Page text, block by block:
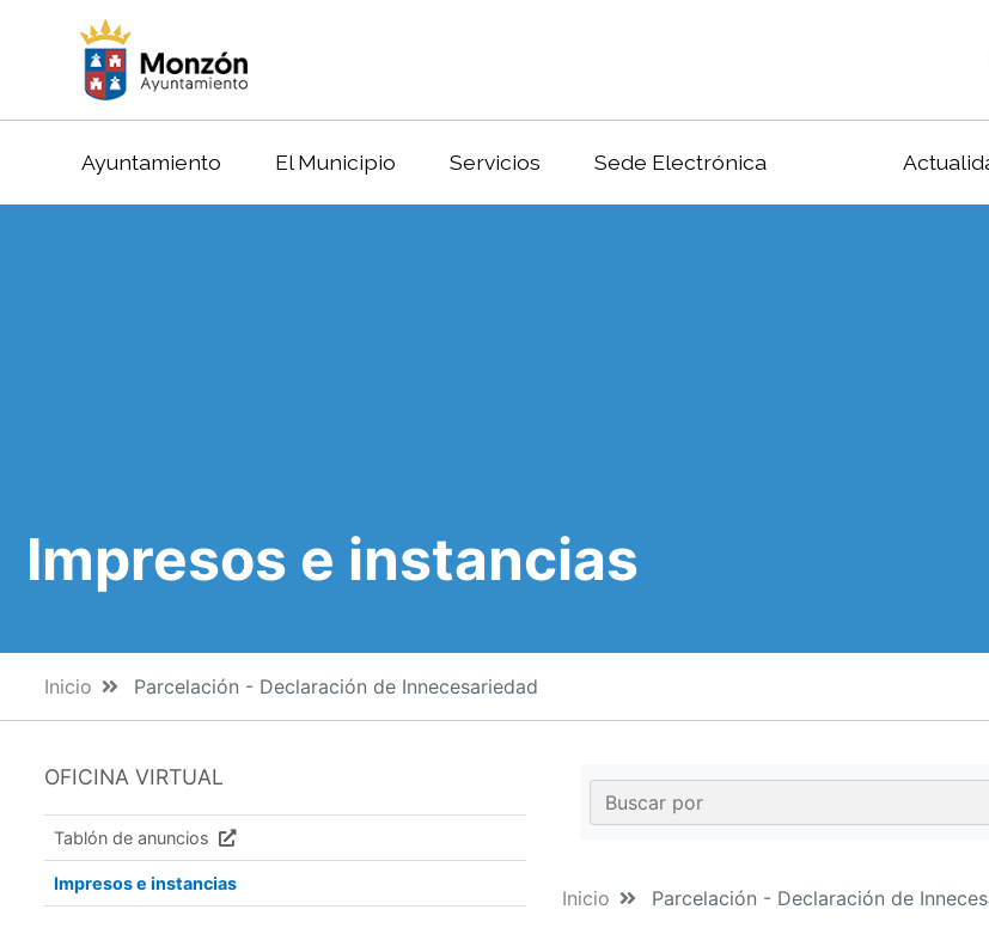
Ayuntamiento El Municipio Servicios Sede Electrónica
Impresos e instancias
Inicio Parcelación - Declaración de Innecesariedad
OFICINA VIRTUAL
Tablón de anuncios
Impresos e instancias
Inicio Parcelación - Declaración de